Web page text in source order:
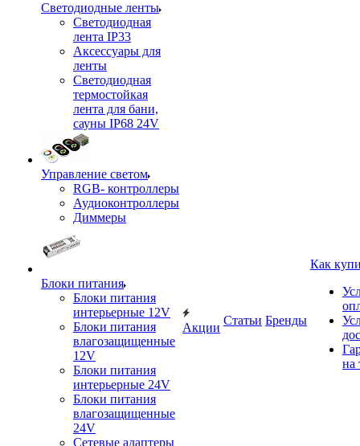
Светодиодные ленты
Светодиодная
лента IP33
Аксессуары для
ленты
Светодиодная
термостойкая
лента для бани,
сауны IP68 24V
Управление светом
RGB- контроллеры
Аудиоконтроллеры
Диммеры
Блоки питания
Блоки питания
интерьерные 12V
Блоки питания
влагозащищенные
12V
Блоки питания
интерьерные 24V
Блоки питания
влагозащищенные
24V
Сетевые адаптеры
Акции
Статьи Бренды
Как
на